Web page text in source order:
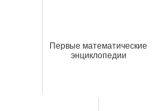
Первые математические
энциклопедии